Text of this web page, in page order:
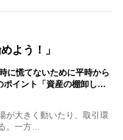
よう！」
に慌てないために平時から
ポイント「資産の棚卸し…
が大きく動いたり、取引環
。一方…